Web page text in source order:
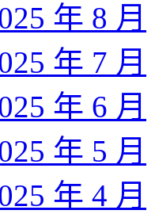
年 8 月
年 7 月
年 6 月
年 5 月
年 4 月